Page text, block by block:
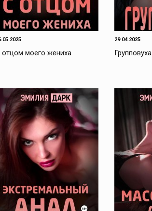
отцом моего жениха
29.04.2025
Групповуха